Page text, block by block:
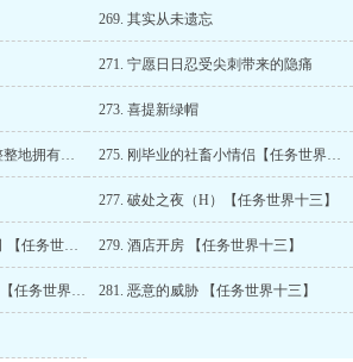
269. 其实从未遗忘
271. 宁愿日日忍受尖刺带来的隐痛
273. 喜提新绿帽
274. 在这一刻，他是完完整整地拥有着她的 275. 刚毕业的社畜小情侣【任务世界十三】
277. 破处之夜（H）【任务世界十三】
278. 英俊但人渣的总裁上司 【任务世界十三】 279. 酒店开房 【任务世界十三】
280. 被禽兽上司迷jian（H) 【任务世界十三】 281. 恶意的威胁 【任务世界十三】